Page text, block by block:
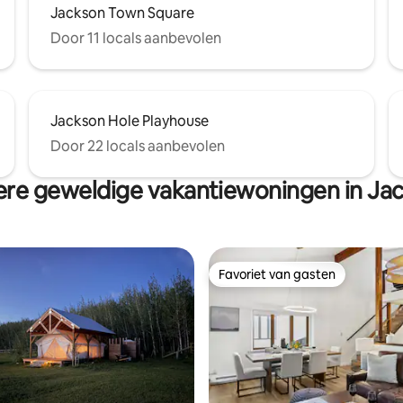
Jackson Town Square
Door 11 locals aanbevolen
Jackson Hole Playhouse
Door 22 locals aanbevolen
geweldige vakantiewoningen in
Favoriet van gasten
Favoriet van gasten